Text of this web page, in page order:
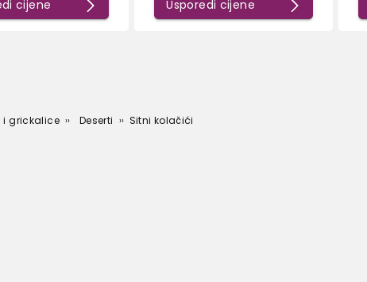
cijene Usporedi cijene
i grickalice Deserti Sitni kolačići